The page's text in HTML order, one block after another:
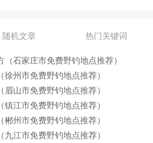
随机文章 热门关键词
石家庄市免费野钓地点推荐）
州市免费野钓地点推荐）
山市免费野钓地点推荐）
江市免费野钓地点推荐）
州市免费野钓地点推荐）
江市免费野钓地点推荐）